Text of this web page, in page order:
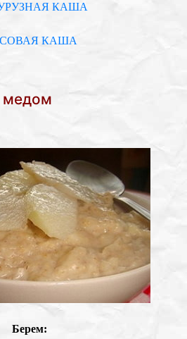
КАША
КАША
медом
Берем: